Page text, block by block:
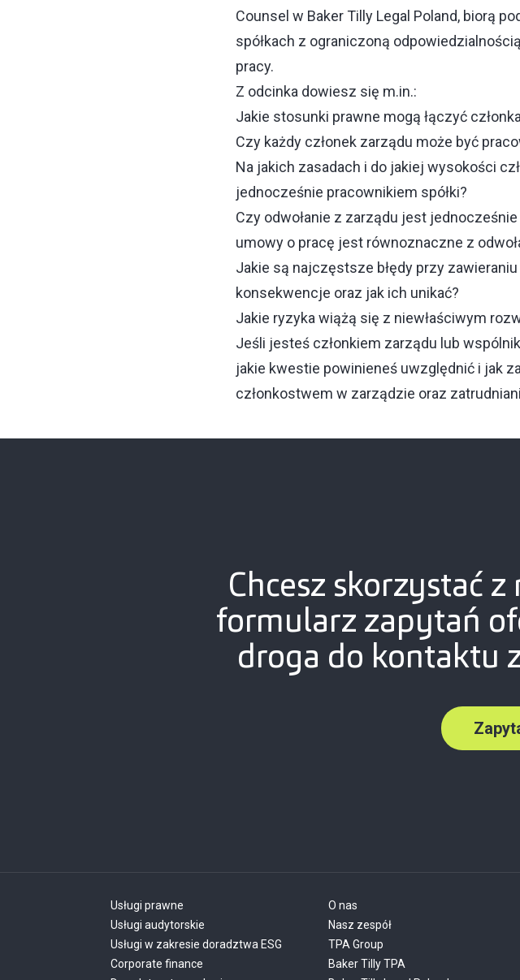
Counsel w Baker Tilly Legal Poland, biorą
spółkach z ograniczoną
pracy.
Z odcinka dowiesz się m.in.:
Jakie stosunki prawne mogą łączyć
Czy każdy członek zarządu może być
Na jakich zasadach i do jakiej wysokości
jednocześnie pracownikiem spółki?
Czy odwołanie z zarządu jest
umowy o pracę jest równoznaczne z
Jakie są najczęstsze błędy przy
konsekwencje oraz jak ich unikać?
Jakie ryzyka wiążą się z niewłaściwym
Jeśli jesteś członkiem zarządu lub
jakie kwestie powinieneś uwzględnić i jak
członkostwem w zarządzie oraz
Chcesz skorzystać z
formularz zapytań
droga do kontaktu
Usługi prawne
Usługi audytorskie
Usługi w zakresie doradztwa ESG
Corporate finance
O nas
Nasz zespół
TPA Group
Baker Tilly TPA